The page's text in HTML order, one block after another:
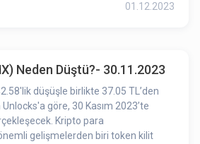
01.12.2023
Neden Düştü?- 30.11.2023
düşüşle birlikte 37.05 TL’den
Kripto para
gelişmelerden biri token kilit